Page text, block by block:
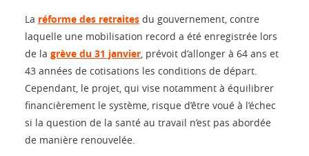
La réforme des retraites du gouvernement, contre
laquelle une mobilisation record a été enregistrée lors
de la grève du 31 janvier , prévoit d’allonger à 64 ans et
43 années de cotisations les conditions de départ.
Cependant, le projet, qui vise notamment à équilibrer
financièrement le système, risque d’être voué à l’échec
si la question de la santé au travail n’est pas abordée
de manière renouvelée.